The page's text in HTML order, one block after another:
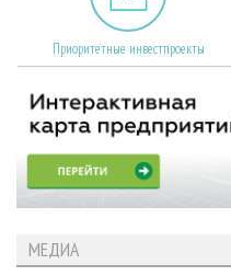
Приоритетные инвестпроекты
МЕДИА